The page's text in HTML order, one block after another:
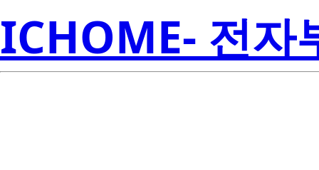
ICHOME- 전자